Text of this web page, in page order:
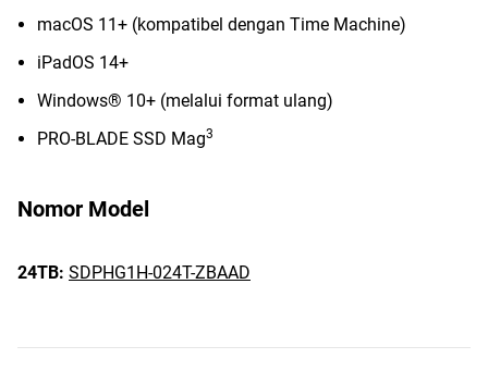
macOS 11+ (kompatibel dengan Time Machine)
iPadOS 14+
Windows® 10+ (melalui format ulang)
PRO-BLADE SSD Mag3
Nomor Model
24TB: SDPHG1H-024T-ZBAAD